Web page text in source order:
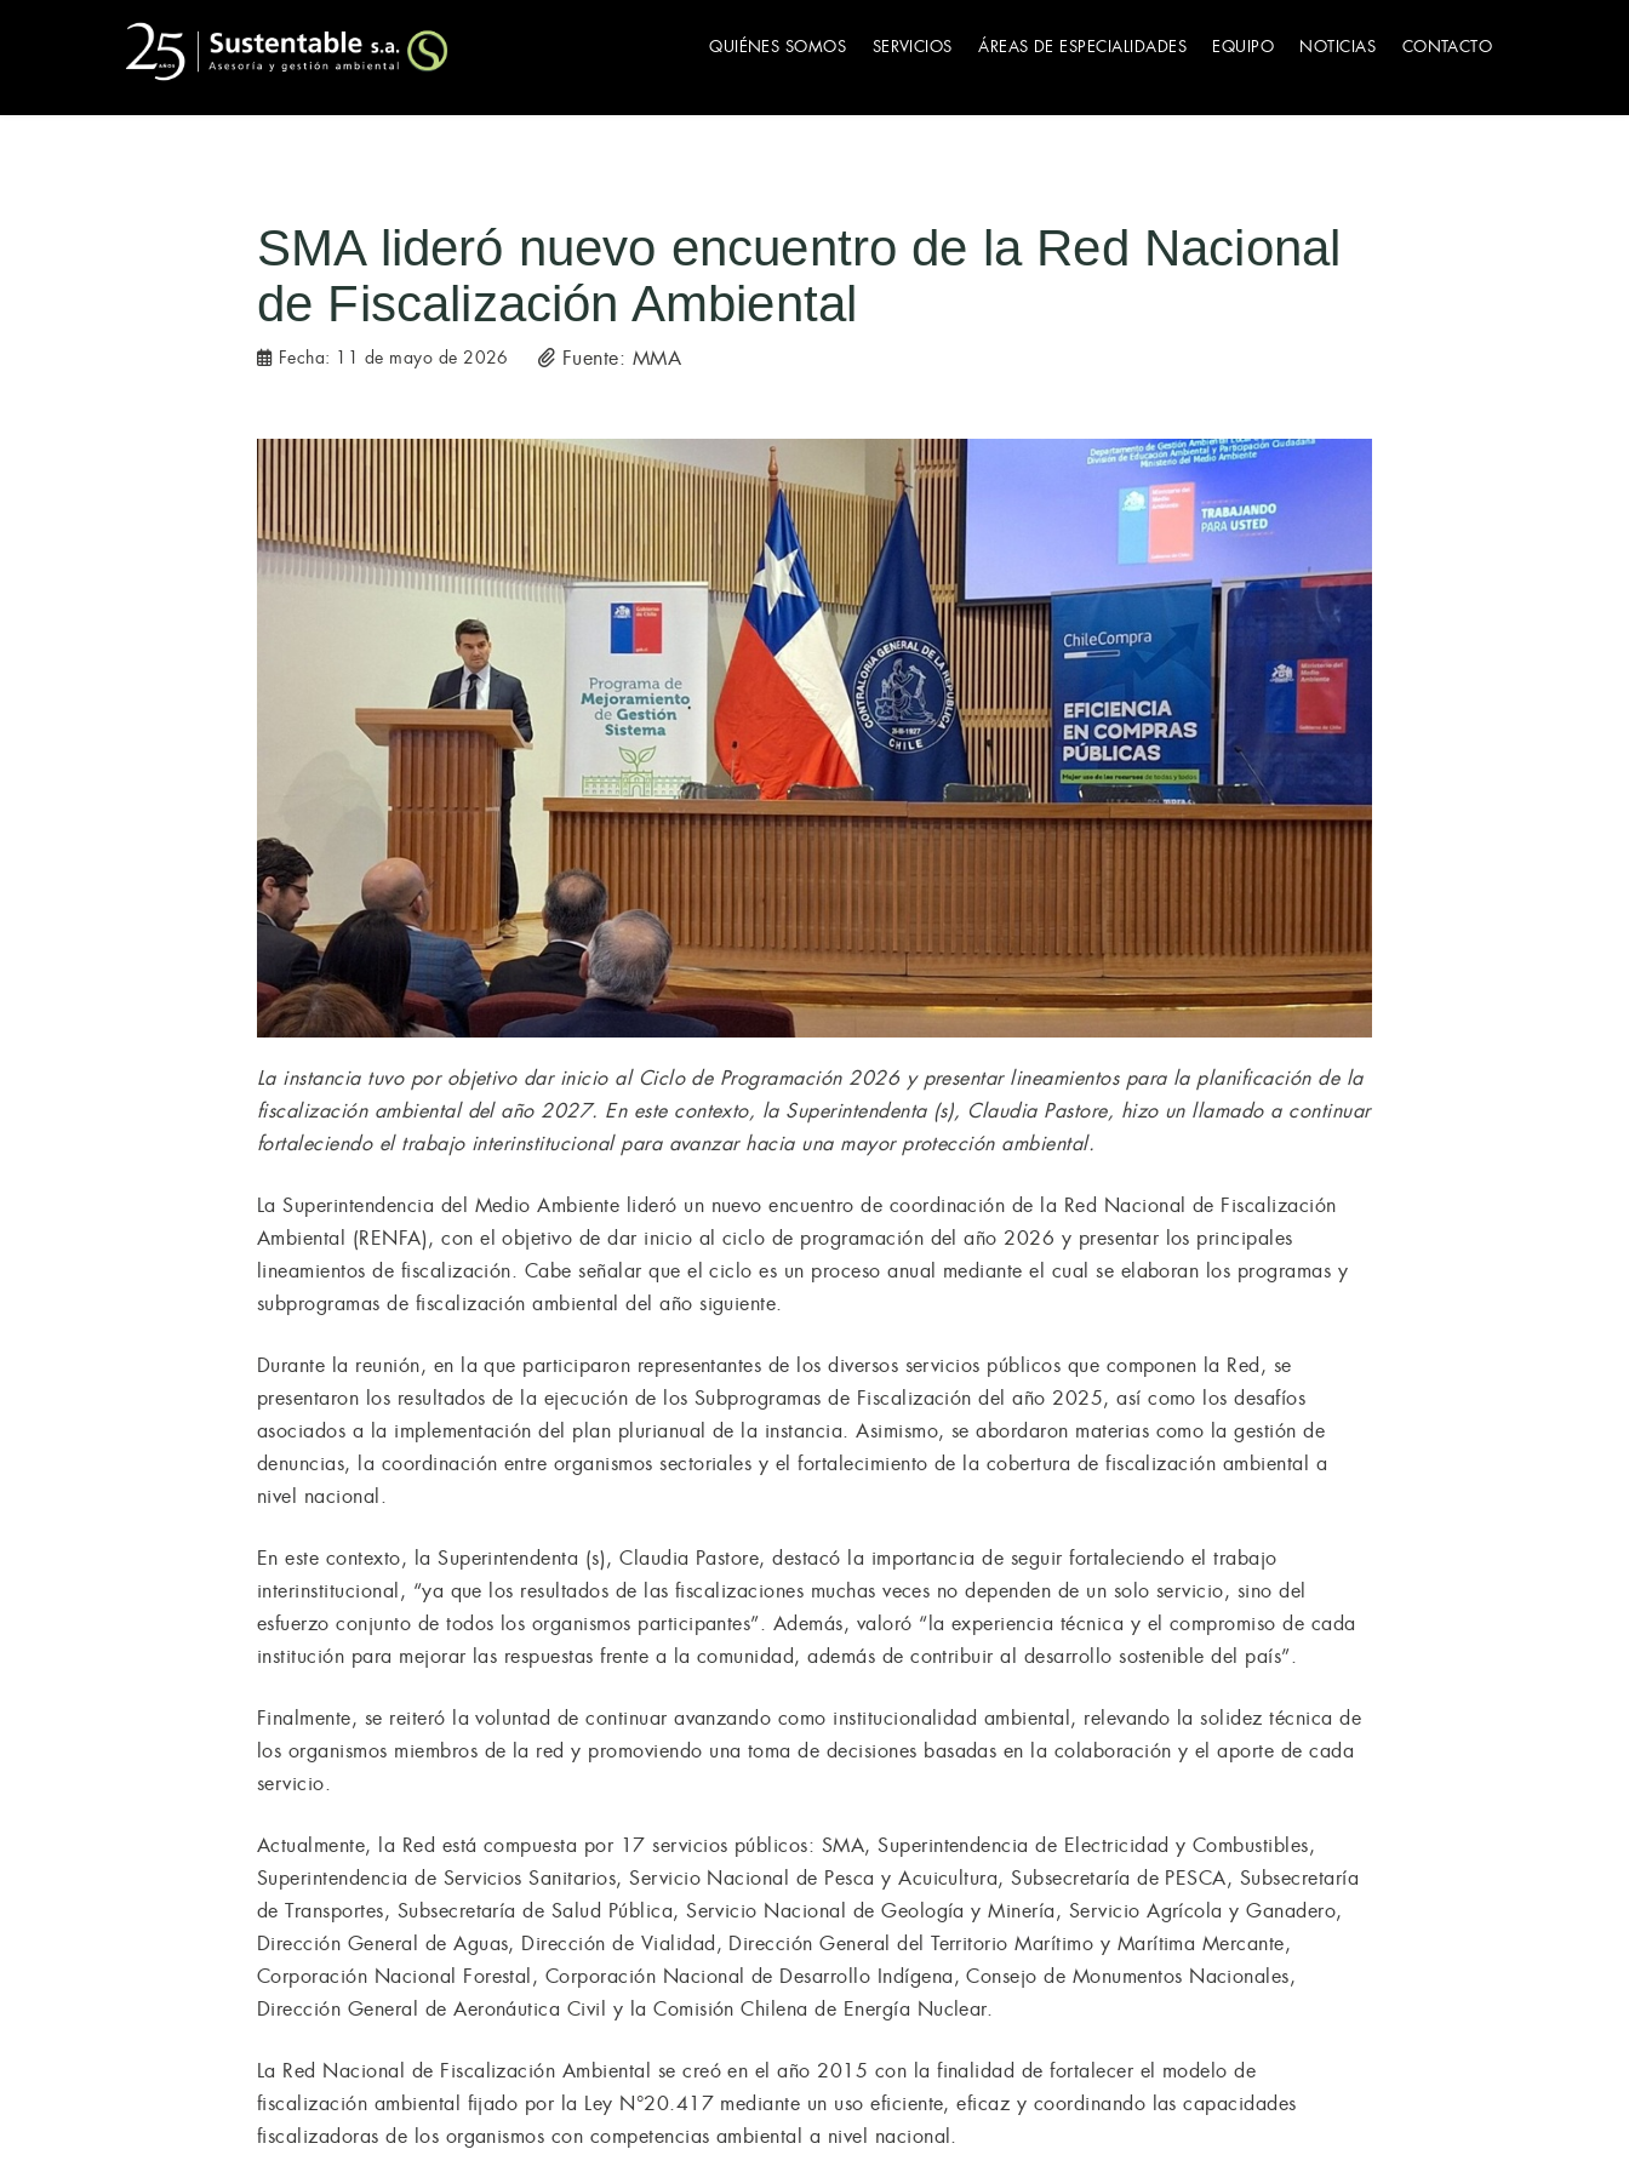
QUIÉNES SOMOS SERVICIOS ÁREAS DE ESPECIALIDADES EQUIPO NOTICIAS CONTACTO
SMA lideró nuevo encuentro de la Red Nacional
de Fiscalización Ambiental
Fecha: 11 de mayo de 2026 Fuente: MMA
La instancia tuvo por objetivo dar inicio al Ciclo de Programación 2026 y presentar lineamientos para la planificación de la
fiscalización ambiental del año 2027. En este contexto, la Superintendenta (s), Claudia Pastore, hizo un llamado a continuar
fortaleciendo el trabajo interinstitucional para avanzar hacia una mayor protección ambiental.
La Superintendencia del Medio Ambiente lideró un nuevo encuentro de coordinación de la Red Nacional de Fiscalización
Ambiental (RENFA), con el objetivo de dar inicio al ciclo de programación del año 2026 y presentar los principales
lineamientos de fiscalización. Cabe señalar que el ciclo es un proceso anual mediante el cual se elaboran los programas y
subprogramas de fiscalización ambiental del año siguiente.
Durante la reunión, en la que participaron representantes de los diversos servicios públicos que componen la Red, se
presentaron los resultados de la ejecución de los Subprogramas de Fiscalización del año 2025, así como los desafíos
asociados a la implementación del plan plurianual de la instancia. Asimismo, se abordaron materias como la gestión de
denuncias, la coordinación entre organismos sectoriales y el fortalecimiento de la cobertura de fiscalización ambiental a
nivel nacional.
En este contexto, la Superintendenta (s), Claudia Pastore, destacó la importancia de seguir fortaleciendo el trabajo
interinstitucional, “ya que los resultados de las fiscalizaciones muchas veces no dependen de un solo servicio, sino del
esfuerzo conjunto de todos los organismos participantes”. Además, valoró “la experiencia técnica y el compromiso de cada
institución para mejorar las respuestas frente a la comunidad, además de contribuir al desarrollo sostenible del país”.
Finalmente, se reiteró la voluntad de continuar avanzando como institucionalidad ambiental, relevando la solidez técnica de
los organismos miembros de la red y promoviendo una toma de decisiones basadas en la colaboración y el aporte de cada
servicio.
Actualmente, la Red está compuesta por 17 servicios públicos: SMA, Superintendencia de Electricidad y Combustibles,
Superintendencia de Servicios Sanitarios, Servicio Nacional de Pesca y Acuicultura, Subsecretaría de PESCA, Subsecretaría
de Transportes, Subsecretaría de Salud Pública, Servicio Nacional de Geología y Minería, Servicio Agrícola y Ganadero,
Dirección General de Aguas, Dirección de Vialidad, Dirección General del Territorio Marítimo y Marítima Mercante,
Corporación Nacional Forestal, Corporación Nacional de Desarrollo Indígena, Consejo de Monumentos Nacionales,
Dirección General de Aeronáutica Civil y la Comisión Chilena de Energía Nuclear.
La Red Nacional de Fiscalización Ambiental se creó en el año 2015 con la finalidad de fortalecer el modelo de
fiscalización ambiental fijado por la Ley N°20.417 mediante un uso eficiente, eficaz y coordinando las capacidades
fiscalizadoras de los organismos con competencias ambiental a nivel nacional.